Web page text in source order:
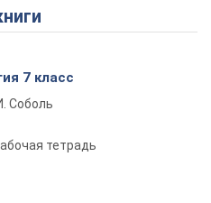
Play Video
7 класс
Соболь
тетрадь